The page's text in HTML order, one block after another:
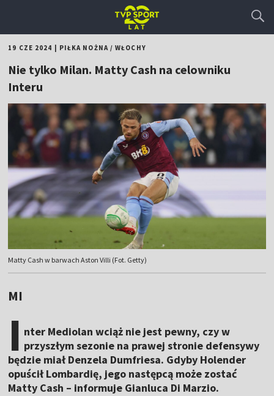
19 CZE 2024 PIŁKA NOŻNA/WŁOCHY
Nie tylko Milan. Matty Cash na celowniku
Interu
Matty Cash w barwach Aston Villi (Fot. Getty)
MI
I nter Mediolan wciąż nie jest pewny, czy w
przyszłym sezonie na prawej stronie defensywy
będzie miał Denzela Dumfriesa. Gdyby Holender
opuścił Lombardię, jego następcą może zostać
Matty Cash – informuje Gianluca Di Marzio.